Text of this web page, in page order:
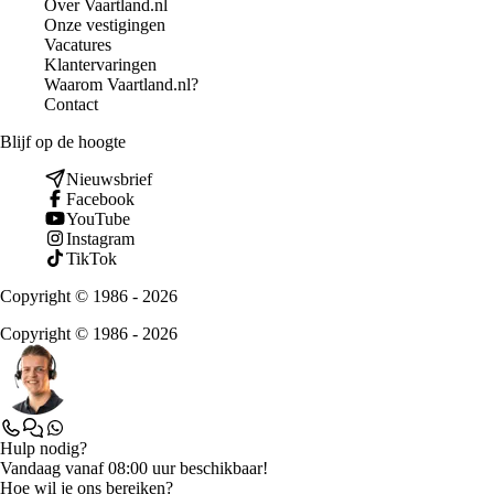
Over Vaartland.nl
Onze vestigingen
Vacatures
Klantervaringen
Waarom Vaartland.nl?
Contact
Blijf op de hoogte
Nieuwsbrief
Facebook
YouTube
Instagram
TikTok
Copyright © 1986 - 2026
Copyright © 1986 - 2026
Hulp nodig?
Vandaag vanaf 08:00 uur beschikbaar!
Hoe wil je ons bereiken?